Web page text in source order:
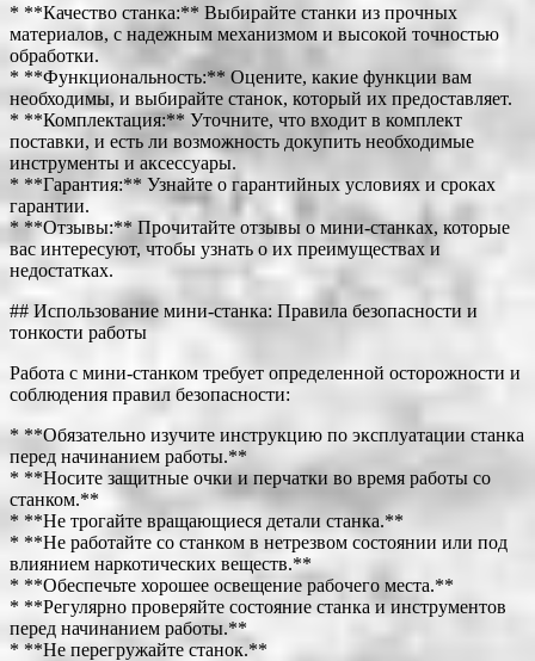
* **Качество станка:** Выбирайте станки из прочных
материалов, с надежным механизмом и высокой точностью
обработки.
* **Функциональность:** Оцените, какие функции вам
необходимы, и выбирайте станок, который их предоставляет.
* **Комплектация:** Уточните, что входит в комплект
поставки, и есть ли возможность докупить необходимые
инструменты и аксессуары.
* **Гарантия:** Узнайте о гарантийных условиях и сроках
гарантии.
* **Отзывы:** Прочитайте отзывы о мини-станках, которые
вас интересуют, чтобы узнать о их преимуществах и
недостатках.
## Использование мини-станка: Правила безопасности и
тонкости работы
Работа с мини-станком требует определенной осторожности и
соблюдения правил безопасности:
* **Обязательно изучите инструкцию по эксплуатации станка
перед начинанием работы.**
* **Носите защитные очки и перчатки во время работы со
станком.**
* **Не трогайте вращающиеся детали станка.**
* **Не работайте со станком в нетрезвом состоянии или под
влиянием наркотических веществ.**
* **Обеспечьте хорошее освещение рабочего места.**
* **Регулярно проверяйте состояние станка и инструментов
перед начинанием работы.**
* **Не перегружайте станок.**